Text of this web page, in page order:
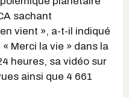
sachant
vient », a-t-il indiqué
Merci la vie » dans la
heures, sa vidéo sur
ainsi que 4 661